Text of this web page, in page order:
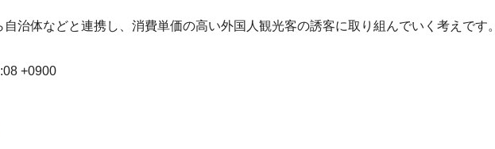
治体などと連携し、消費単価の高い外国人観光客の誘客に取り組んでいく考えです。
+0900